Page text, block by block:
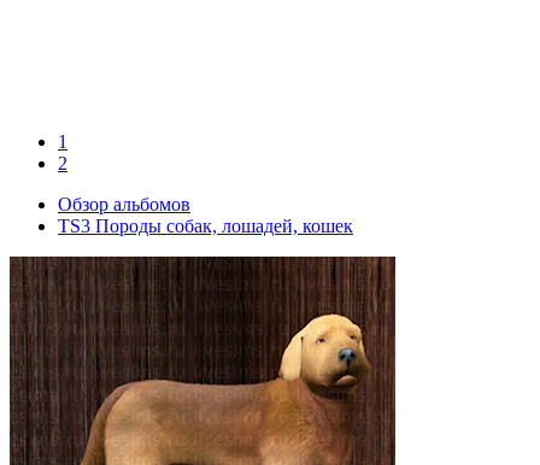
1
2
Обзор альбомов
TS3 Породы собак, лошадей, кошек